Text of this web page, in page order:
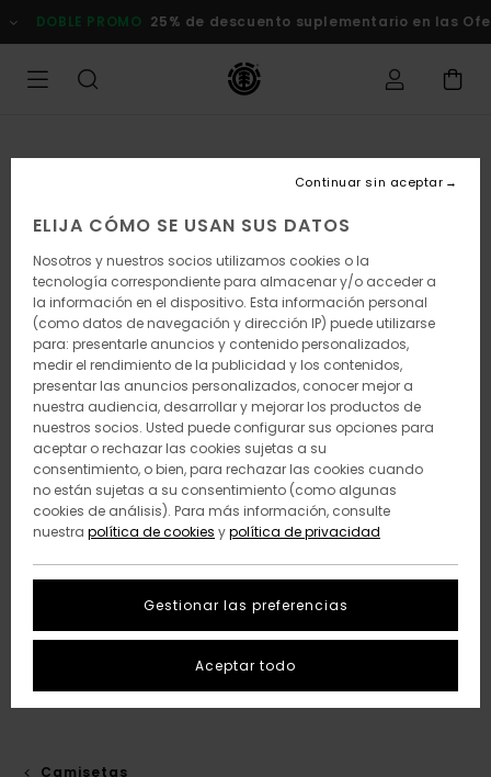
la
DOBLE PROMO 25% de descuento suplementario en las
Camisetas
ELIJA CÓMO SE USAN SUS DATOS
Nosotros y nuestros socios utilizamos cookies o la
tecnología correspondiente para almacenar y/o acceder a
la información en el dispositivo. Esta información personal
(como datos de navegación y dirección IP) puede utilizarse
para: presentarle anuncios y contenido personalizados,
medir el rendimiento de la publicidad y los contenidos,
presentar las anuncios personalizados, conocer mejor a
nuestra audiencia, desarrollar y mejorar los productos de
nuestros socios. Usted puede configurar sus opciones para
aceptar o rechazar las cookies sujetas a su
consentimiento, o bien, para rechazar las cookies cuando
no están sujetas a su consentimiento (como algunas
cookies de análisis). Para más información, consulte
nuestra política de cookies ypolítica de privacidad
Gestionar las preferencias
Continuar sin aceptar
Aceptar todo